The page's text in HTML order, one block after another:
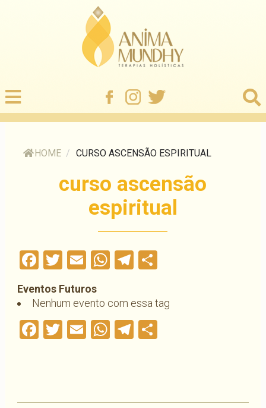
HOME / CURSO ASCENSÃO ESPIRITUAL
curso ascensão
espiritual
Facebook
Twitter
EmailWhatsApp
Telegram
Eventos Futuros
Nenhum evento com essa tag
Facebook
Twitter
EmailWhatsApp
Telegram